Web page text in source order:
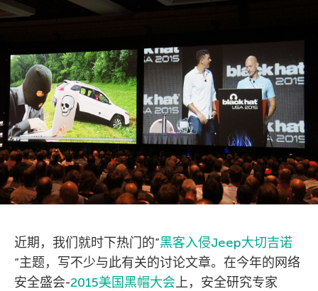
近期，我们就时下热门的”黑客入侵Jeep大切吉诺
“主题，写不少与此有关的讨论文章。在今年的网络
安全盛会-2015美国黑帽大会上，安全研究专家